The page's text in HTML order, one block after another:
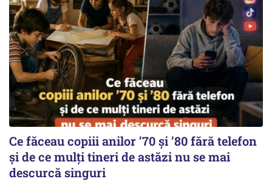
Ce făceau copiii anilor ’70 și ’80 fără telefon
și de ce mulți tineri de astăzi nu se mai
descurcă singuri